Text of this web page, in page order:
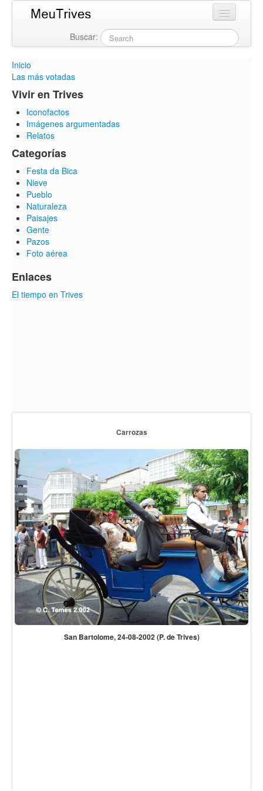
Buscar:
Inicio
Las más votadas
Vivir en Trives
Iconofactos
Imágenes argumentadas
Relatos
Categorías
Festa da Bica
Nieve
Pueblo
Naturaleza
Paisajes
Gente
Pazos
Foto aérea
Enlaces
El tiempo en Trives
Carrozas
San Bartolome, 24-08-2002 (P. de Trives)